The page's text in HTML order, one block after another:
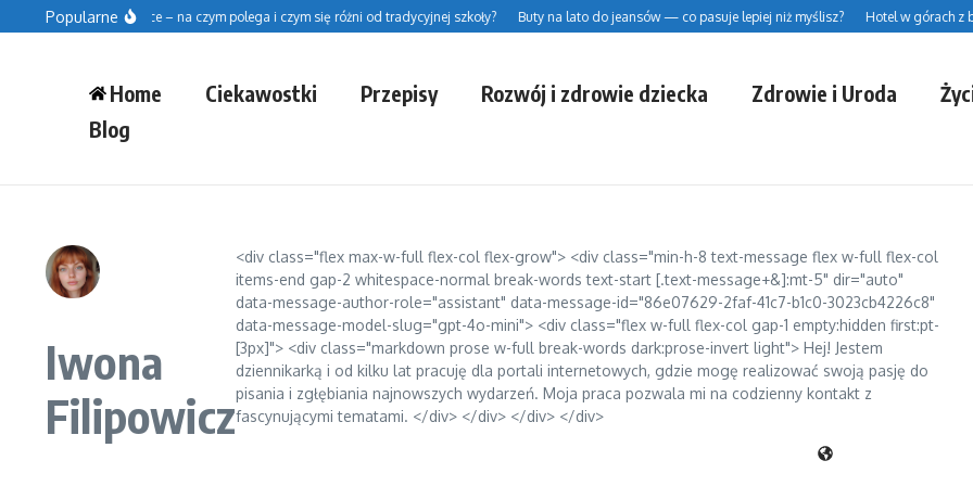
Przejdź do treści
Popularne
fińska w Polsce – na czym polega i czym się różni od tradycyjnej szkoły? Buty na lato do jeansów — co pasuje lepiej niż myślisz? Hotel w górach z
Home Ciekawostki Przepisy Rozwój i zdrowie dziecka Zdrowie i Uroda
Blog
Iwona
Filipowicz
<div class="flex max-w-full flex-col flex-grow"> <div class="min-h-8 text-message flex w-full flex-col
items-end gap-2 whitespace-normal break-words text-start [.text-message+&]:mt-5" dir="auto"
data-message-author-role="assistant" data-message-id="86e07629-2faf-41c7-b1c0-3023cb4226c8"
data-message-model-slug="gpt-4o-mini"> <div class="flex w-full flex-col gap-1 empty:hidden first:pt-
[3px]"> <div class="markdown prose w-full break-words dark:prose-invert light"> Hej! Jestem
dziennikarką i od kilku lat pracuję dla portali internetowych, gdzie mogę realizować swoją pasję do
pisania i zgłębiania najnowszych wydarzeń. Moja praca pozwala mi na codzienny kontakt z
fascynującymi tematami. </div> </div> </div> </div>